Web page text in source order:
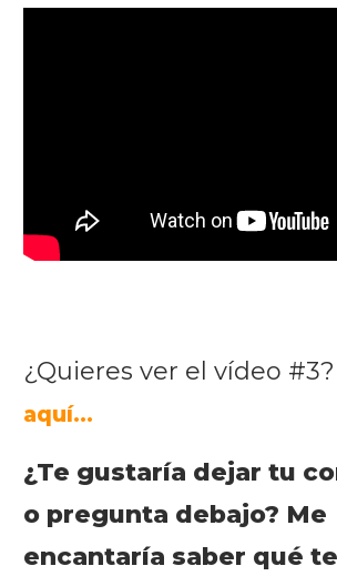
¿Quieres ver el vídeo #3?
aquí...
¿Te gustaría dejar tu
o pregunta debajo? Me
encantaría saber qué